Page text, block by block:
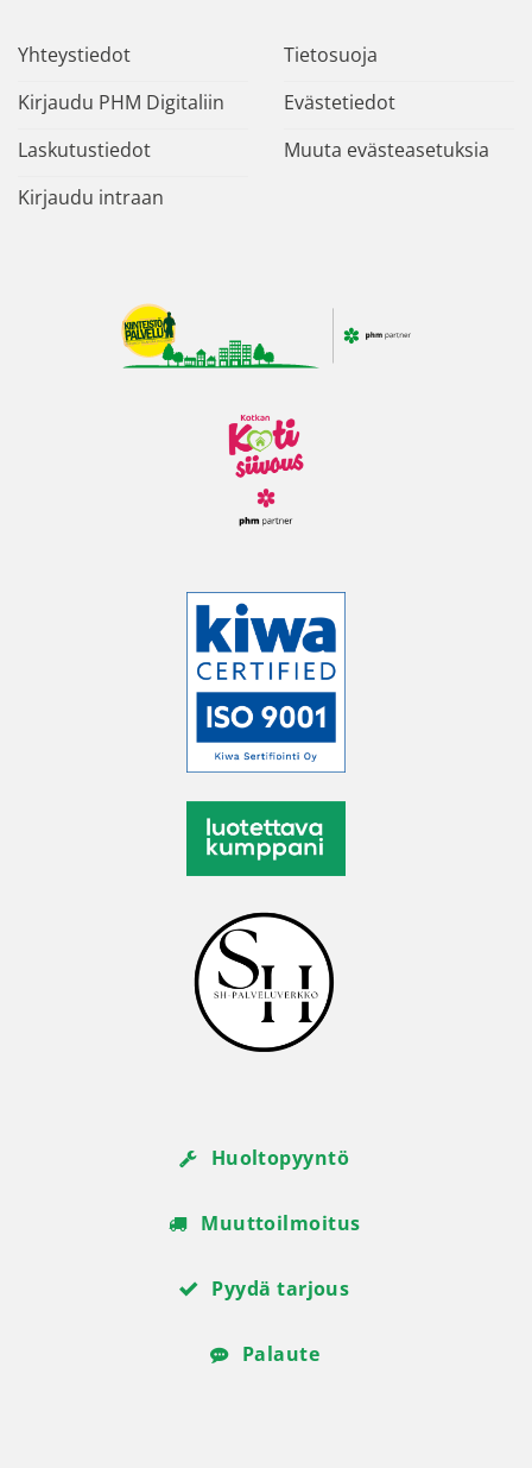
Yhteystiedot
Kirjaudu PHM Digitaliin
Laskutustiedot
Kirjaudu intraan
Tietosuoja
Evästetiedot
Muuta evästeasetuksia
Huoltopyyntö
Muuttoilmoitus
Pyydä tarjous
Palaute